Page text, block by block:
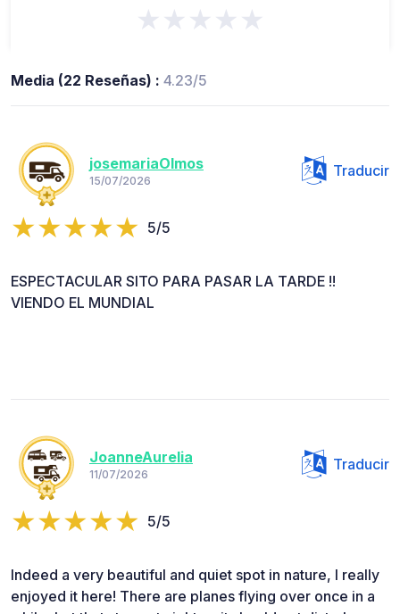
★★★★★
Media (22 Reseñas) : 4.23/5
josemariaOlmos
15/07/2026
Traducir
5/5
ESPECTACULAR SITO PARA PASAR LA TARDE !!
VIENDO EL MUNDIAL
JoanneAurelia
11/07/2026
Traducir
5/5
Indeed a very beautiful and quiet spot in nature, I really
enjoyed it here! There are planes flying over once in a